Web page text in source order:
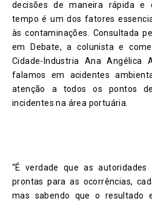
decisões de maneira rápida e
tempo é um dos fatores
às contaminações. Consultada
em Debate, a colunista e
Cidade-Industria Ana Angélica
falamos em acidentes
atenção a todos os pontos
incidentes na área portuária.
“É verdade que as
prontas para as ocorrências,
mas sabendo que o resultado